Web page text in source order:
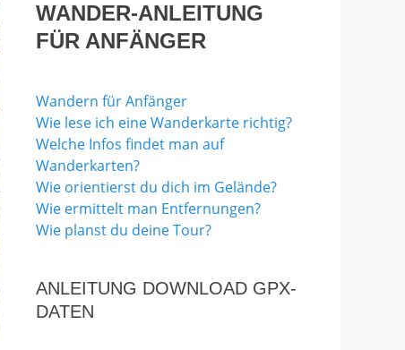
WANDER-ANLEITUNG
FÜR ANFÄNGER
Wandern für Anfänger
Wie lese ich eine Wanderkarte richtig?
Welche Infos findet man auf
Wanderkarten?
Wie orientierst du dich im Gelände?
Wie ermittelt man Entfernungen?
Wie planst du deine Tour?
ANLEITUNG DOWNLOAD GPX-
DATEN